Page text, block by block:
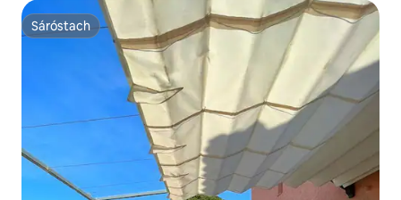
Sáróstach
Sáróstach